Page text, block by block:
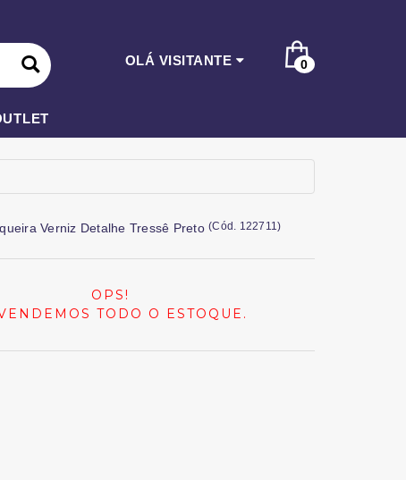
OLÁ VISITANTE 0
Verniz Detalhe Tressê Preto (Cód. 122711)
OPS!
TODO O ESTOQUE.